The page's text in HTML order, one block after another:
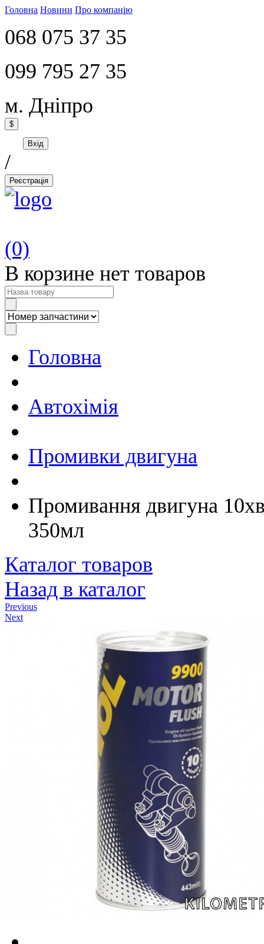
Головна Новини Про компанію
068 075 37 35
099 795 27 35
м. Дніпро
$
Вхід
/
Реєстрація
(0)
В корзине нет товаров
Головна
Автохімія
Промивки двигуна
Промивання двигуна
350мл
Каталог товаров
Назад в каталог
Previous
Next